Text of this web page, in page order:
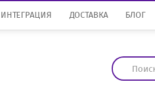
ИНТЕГРАЦИЯ ДОСТАВКА БЛОГ
И
с